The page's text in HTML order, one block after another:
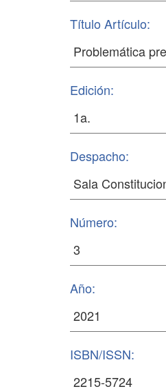
Título Artículo:
Edición:
Despacho:
Número:
Año:
ISBN/ISSN: